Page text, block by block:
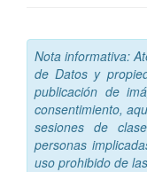
Nota informativa:
de Datos y
publicación de
consentimiento,
sesiones de
personas
uso prohibido de